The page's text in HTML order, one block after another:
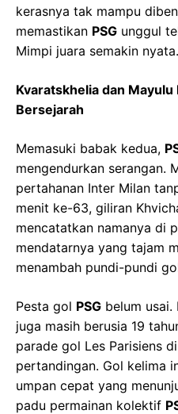
kerasnya tak mampu
memastikan PSG unggul
Mimpi juara semakin nyata.
Kvaratskhelia dan Mayulu
Bersejarah
Memasuki babak kedua,
mengendurkan serangan.
pertahanan Inter Milan
menit ke-63, giliran
mencatatkan namanya di
mendatarnya yang tajam
menambah pundi-pundi
Pesta gol PSG belum usai.
juga masih berusia 19
parade gol Les Parisiens
pertandingan. Gol kelima
umpan cepat yang
padu permainan kolektif